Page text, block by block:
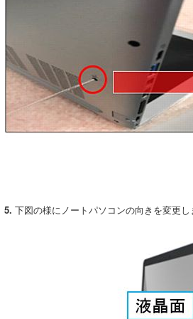
5. 下図の様にノートパソコンの向きを変更し